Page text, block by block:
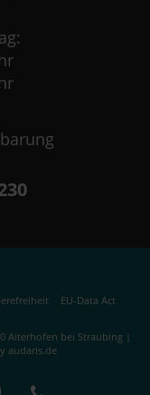
EU-Data Act
Aiterhofen bei Straubing |
audaris.de